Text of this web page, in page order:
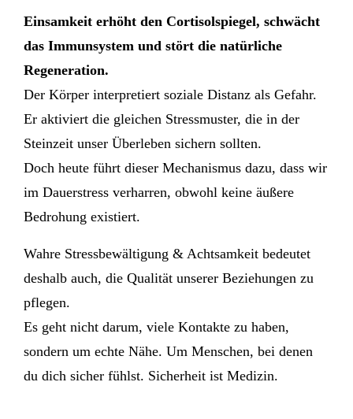
Einsamkeit erhöht den Cortisolspiegel, schwächt
das Immunsystem und stört die natürliche
Regeneration.
Der Körper interpretiert soziale Distanz als Gefahr.
Er aktiviert die gleichen Stressmuster, die in der
Steinzeit unser Überleben sichern sollten.
Doch heute führt dieser Mechanismus dazu, dass wir
im Dauerstress verharren, obwohl keine äußere
Bedrohung existiert.
Wahre Stressbewältigung & Achtsamkeit bedeutet
deshalb auch, die Qualität unserer Beziehungen zu
pflegen.
Es geht nicht darum, viele Kontakte zu haben,
sondern um echte Nähe. Um Menschen, bei denen
du dich sicher fühlst. Sicherheit ist Medizin.